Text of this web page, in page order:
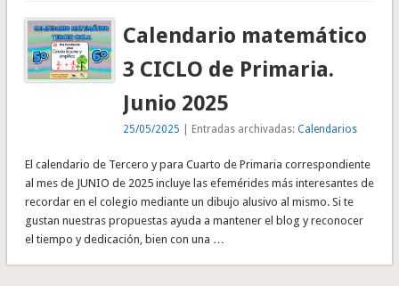
Calendario matemático
3 CICLO de Primaria.
Junio 2025
25/05/2025 | Entradas archivadas:Calendarios
El calendario de Tercero y para Cuarto de Primaria correspondiente
al mes de JUNIO de 2025 incluye las efemérides más interesantes de
recordar en el colegio mediante un dibujo alusivo al mismo. Si te
gustan nuestras propuestas ayuda a mantener el blog y reconocer
el tiempo y dedicación, bien con una …